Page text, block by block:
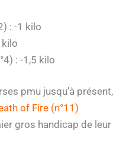
: -1 kilo
kilo
: -1,5 kilo
pmu jusqu’à présent,
of Fire (n°11)
gros handicap de leur